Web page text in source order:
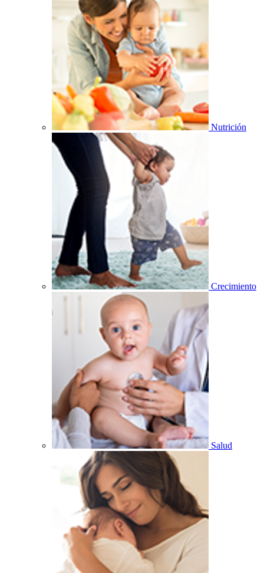
Nutrición
Crecimiento
Salud